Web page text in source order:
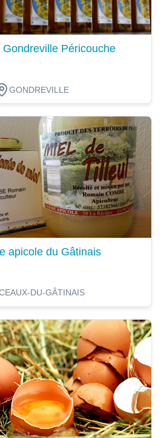
Gondreville Péricouche
GONDREVILLE
apicole du Gâtinais
DU-GÂTINAIS